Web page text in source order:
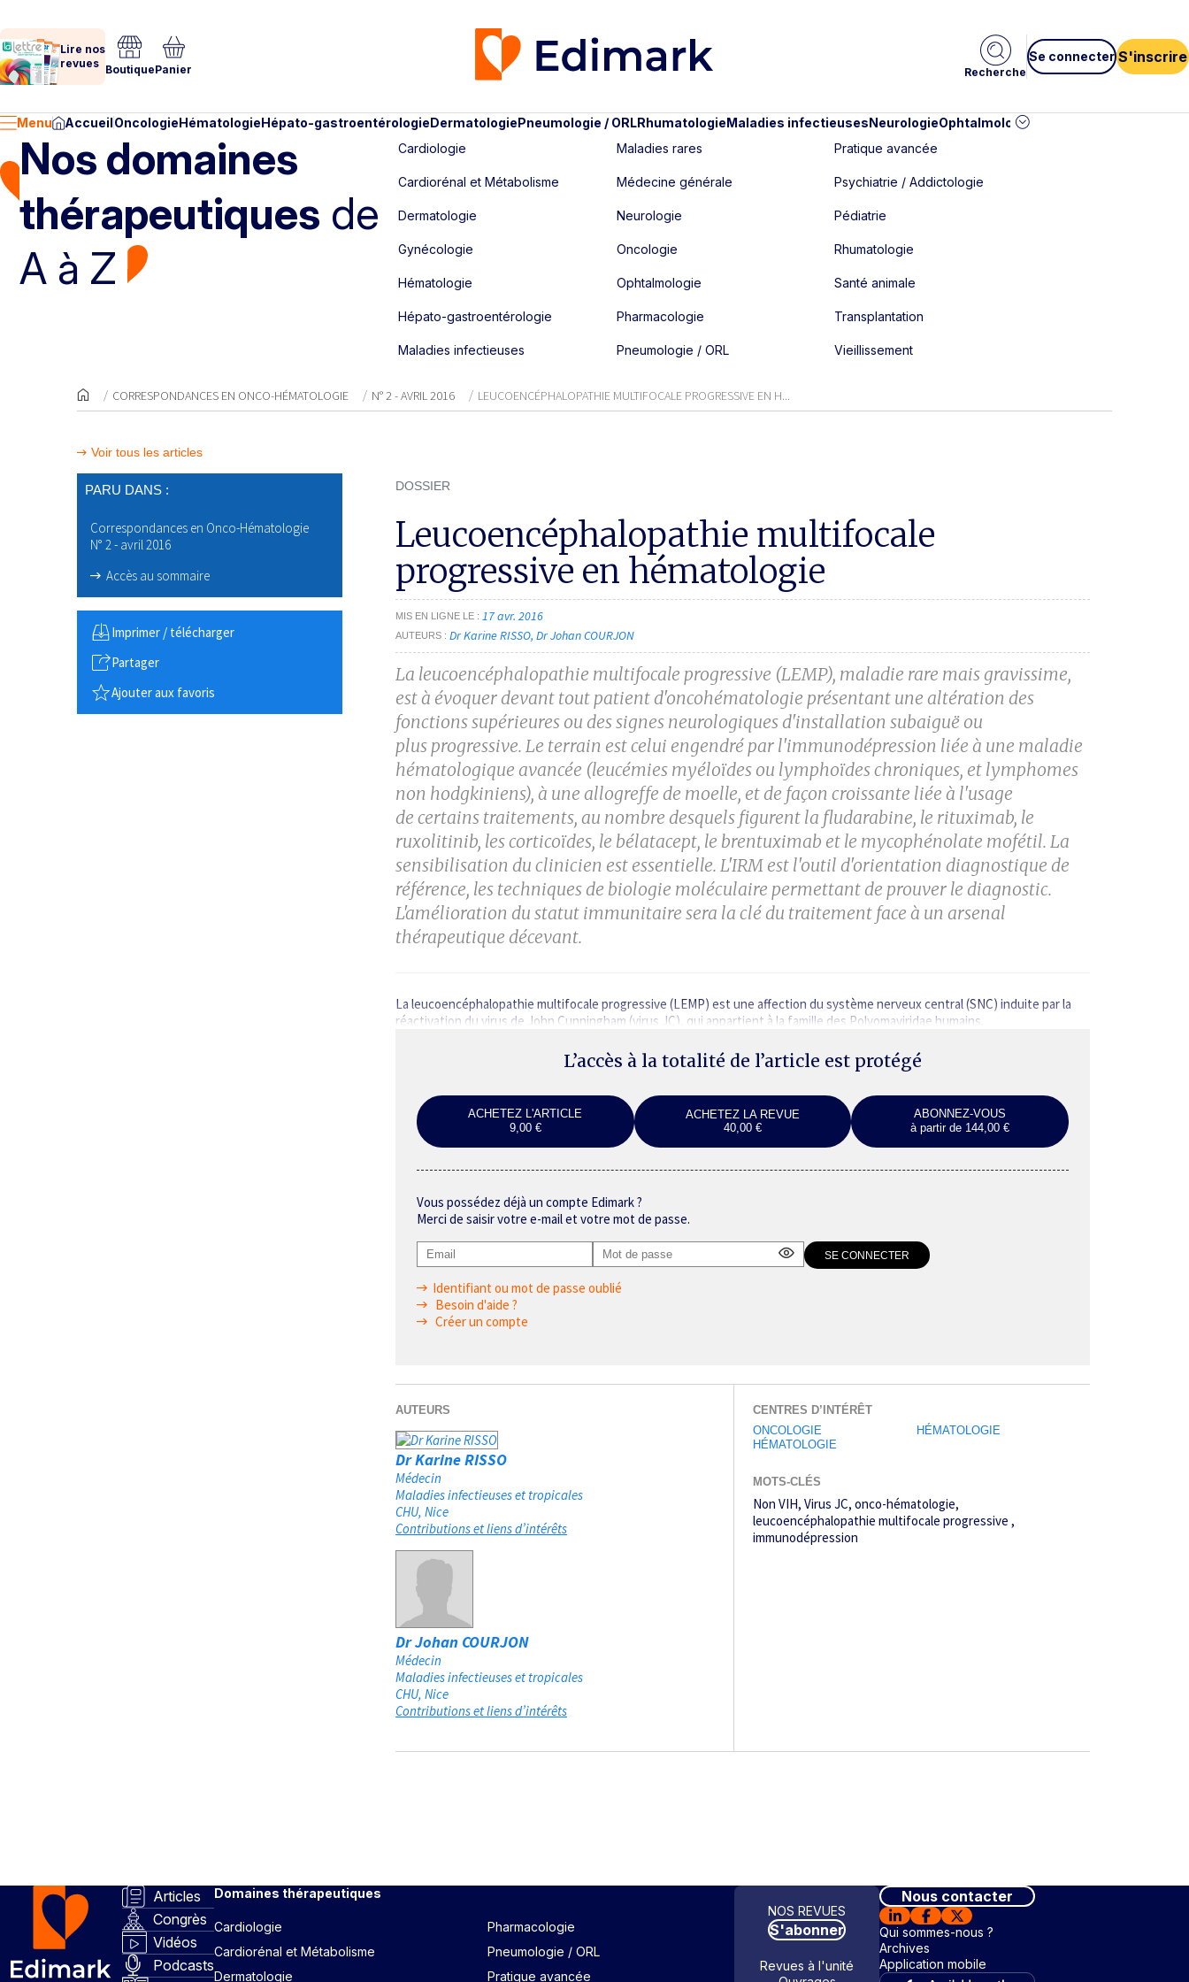
Lire nos
revues BoutiquePanier Recherche
Se connecter S'inscrire
Menu AccueilOncologieHématologieHépato-gastroentérologieDermatologiePneumologie / ORLRhumatologieMaladies infectieusesNeurologieOphtalmologie
Nos domaines
thérapeutiques de
A à Z
Cardiologie
Cardiorénal et Métabolisme
Dermatologie
Gynécologie
Hématologie
Hépato-gastroentérologie
Maladies infectieuses
Maladies rares
Médecine générale
Neurologie
Oncologie
Ophtalmologie
Pharmacologie
Pneumologie / ORL
Pratique avancée
Psychiatrie / Addictologie
Pédiatrie
Rhumatologie
Santé animale
Transplantation
Vieillissement
CORRESPONDANCES EN ONCO-HÉMATOLOGIE N° 2 - AVRIL 2016 LEUCOENCÉPHALOPATHIE MULTIFOCALE PROGRESSIVE EN H...
Voir tous les articles
PARU DANS :
Correspondances en Onco-Hématologie
N° 2 - avril 2016
Accès au sommaire
Imprimer / télécharger
Partager
Ajouter aux favoris
DOSSIER
Leucoencéphalopathie multifocale
progressive en hématologie
MIS EN LIGNE LE 17 avr. 2016
AUTEURS Dr Karine RISSO Dr Johan COURJON
La leucoencéphalopathie multifocale progressive (LEMP), maladie rare mais gravissime,
est à évoquer devant tout patient d'oncohématologie présentant une altération des
fonctions supérieures ou des signes neurologiques d'installation subaiguë ou
plus progressive. Le terrain est celui engendré par l'immunodépression liée à une maladie
hématologique avancée (leucémies myéloïdes ou lymphoïdes chroniques, et lymphomes
non hodgkiniens), à une allogreffe de moelle, et de façon croissante liée à l'usage
de certains traitements, au nombre desquels figurent la fludarabine, le rituximab, le
ruxolitinib, les corticoïdes, le bélatacept, le brentuximab et le mycophénolate mofétil. La
sensibilisation du clinicien est essentielle. L'IRM est l'outil d'orientation diagnostique de
référence, les techniques de biologie moléculaire permettant de prouver le diagnostic.
L'amélioration du statut immunitaire sera la clé du traitement face à un arsenal
thérapeutique décevant.
La leucoencéphalopathie multifocale progressive (LEMP) est une affection du système nerveux central (SNC) induite par la
réactivation du virus de John Cunningham (virus JC), qui appartient à la famille des Polyomaviridae humains.
L’accès à la totalité de l’article est protégé
ACHETEZ L'ARTICLE
9,00 €
ACHETEZ LA REVUE
40,00 €
ABONNEZ-VOUS
à partir de 144,00 €
Vous possédez déjà un compte Edimark ?
Merci de saisir votre e-mail et votre mot de passe.
Identifiant ou mot de passe oublié
Besoin d'aide ?
Créer un compte
AUTEURS
Dr Karine RISSO
Médecin
Maladies infectieuses et tropicales
CHU Nice
Contributions et liens d’intérêts
Dr Johan COURJON
Médecin
Maladies infectieuses et tropicales
CHU Nice
Contributions et liens d’intérêts
CENTRES D’INTÉRÊT
ONCOLOGIE
HÉMATOLOGIE
HÉMATOLOGIE
MOTS-CLÉS
Non VIH Virus JC onco-hématologie
leucoencéphalopathie multifocale progressive
immunodépression
Articles
Congrès
Vidéos
Podcasts
Domaines thérapeutiques
Cardiologie
Cardiorénal et Métabolisme
Dermatologie
Pharmacologie
Pneumologie / ORL
Pratique avancée
NOS REVUES
S'abonner
Revues à l'unité
Nous contacter
Qui sommes-nous ?
Archives
Application mobile